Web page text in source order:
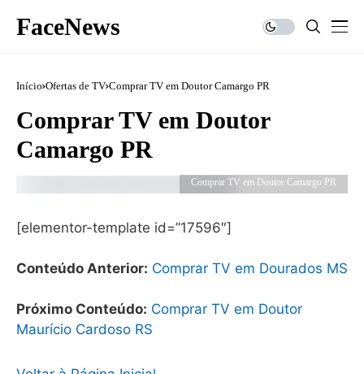
FaceNews
Início Ofertas de TV Comprar TV em Doutor Camargo PR
Comprar TV em Doutor
Camargo PR
Comprar TV em Doutor Camargo PR
[elementor-template id=”17596″]
Conteúdo Anterior: Comprar TV em Dourados MS
Próximo Conteúdo: Comprar TV em Doutor
Maurício Cardoso RS